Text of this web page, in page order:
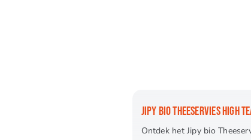
JIPY BIO THEESERVIES HIGH
Ontdek het Jipy bio